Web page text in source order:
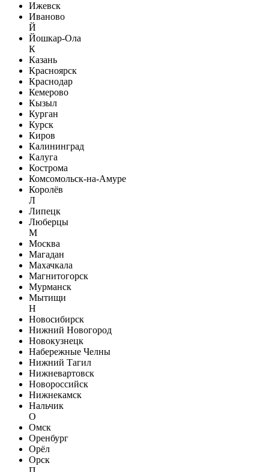
Ижевск
Иваново
Й
Йошкар-Ола
К
Казань
Красноярск
Краснодар
Кемерово
Кызыл
Курган
Курск
Киров
Калининград
Калуга
Кострома
Комсомольск-на-Амуре
Королёв
Л
Липецк
Люберцы
М
Москва
Магадан
Махачкала
Магнитогорск
Мурманск
Мытищи
Н
Новосибирск
Нижний Новогород
Новокузнецк
Набережные Челны
Нижний Тагил
Нижневартовск
Новороссийск
Нижнекамск
Нальчик
О
Омск
Оренбург
Орёл
Орск